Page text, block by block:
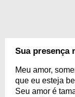
Sua presença
Meu amor,
que eu esteja
Seu amor é